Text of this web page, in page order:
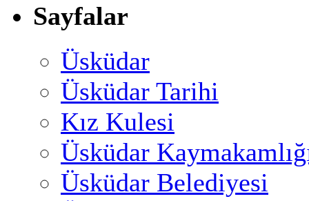
Sayfalar
Üsküdar
Üsküdar Tarihi
Kız Kulesi
Üsküdar
Üsküdar Belediyesi